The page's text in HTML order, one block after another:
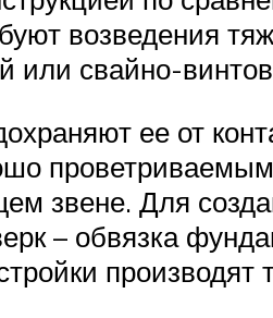
возведения
или свайно-
ее от
звене. Для
– обвязка
производят